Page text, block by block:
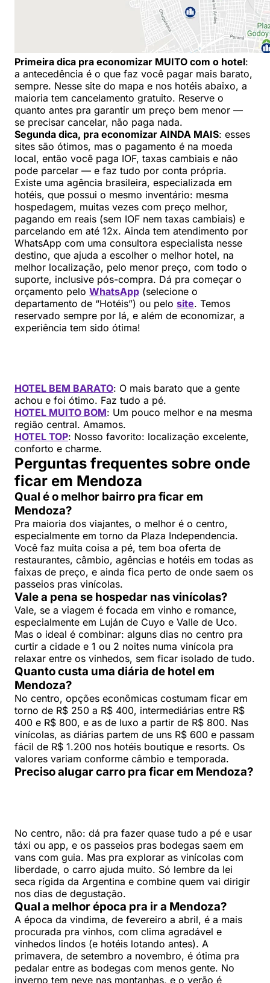
Primeira dica pra economizar MUITO com o hotel:
a antecedência é o que faz você pagar mais barato,
sempre. Nesse site do mapa e nos hotéis abaixo, a
maioria tem cancelamento gratuito. Reserve o
quanto antes pra garantir um preço bem menor —
se precisar cancelar, não paga nada.
Segunda dica, pra economizar AINDA MAIS: esses
sites são ótimos, mas o pagamento é na moeda
local, então você paga IOF, taxas cambiais e não
pode parcelar — e faz tudo por conta própria.
Existe uma agência brasileira, especializada em
hotéis, que possui o mesmo inventário: mesma
hospedagem, muitas vezes com preço melhor,
pagando em reais (sem IOF nem taxas cambiais) e
parcelando em até 12x. Ainda tem atendimento por
WhatsApp com uma consultora especialista nesse
destino, que ajuda a escolher o melhor hotel, na
melhor localização, pelo menor preço, com todo o
suporte, inclusive pós-compra. Dá pra começar o
orçamento pelo WhatsApp (selecione o
departamento de “Hotéis”) ou pelo site. Temos
reservado sempre por lá, e além de economizar, a
experiência tem sido ótima!
HOTEL BEM BARATO: O mais barato que a gente
achou e foi ótimo. Faz tudo a pé.
HOTEL MUITO BOM: Um pouco melhor e na mesma
região central. Amamos.
HOTEL TOP: Nosso favorito: localização excelente,
conforto e charme.
Perguntas frequentes sobre onde
ficar em Mendoza
Qual é o melhor bairro pra ficar em
Mendoza?
Pra maioria dos viajantes, o melhor é o centro,
especialmente em torno da Plaza Independencia.
Você faz muita coisa a pé, tem boa oferta de
restaurantes, câmbio, agências e hotéis em todas as
faixas de preço, e ainda fica perto de onde saem os
passeios pras vinícolas.
Vale a pena se hospedar nas vinícolas?
Vale, se a viagem é focada em vinho e romance,
especialmente em Luján de Cuyo e Valle de Uco.
Mas o ideal é combinar: alguns dias no centro pra
curtir a cidade e 1 ou 2 noites numa vinícola pra
relaxar entre os vinhedos, sem ficar isolado de tudo.
Quanto custa uma diária de hotel em
Mendoza?
No centro, opções econômicas costumam ficar em
torno de R$ 250 a R$ 400, intermediárias entre R$
400 e R$ 800, e as de luxo a partir de R$ 800. Nas
vinícolas, as diárias partem de uns R$ 600 e passam
fácil de R$ 1.200 nos hotéis boutique e resorts. Os
valores variam conforme câmbio e temporada.
Preciso alugar carro pra ficar em Mendoza?
No centro, não: dá pra fazer quase tudo a pé e usar
táxi ou app, e os passeios pras bodegas saem em
vans com guia. Mas pra explorar as vinícolas com
liberdade, o carro ajuda muito. Só lembre da lei
seca rígida da Argentina e combine quem vai dirigir
nos dias de degustação.
Qual a melhor época pra ir a Mendoza?
A época da vindima, de fevereiro a abril, é a mais
procurada pra vinhos, com clima agradável e
vinhedos lindos (e hotéis lotando antes). A
primavera, de setembro a novembro, é ótima pra
pedalar entre as bodegas com menos gente. No
inverno tem neve nas montanhas, e o verão é